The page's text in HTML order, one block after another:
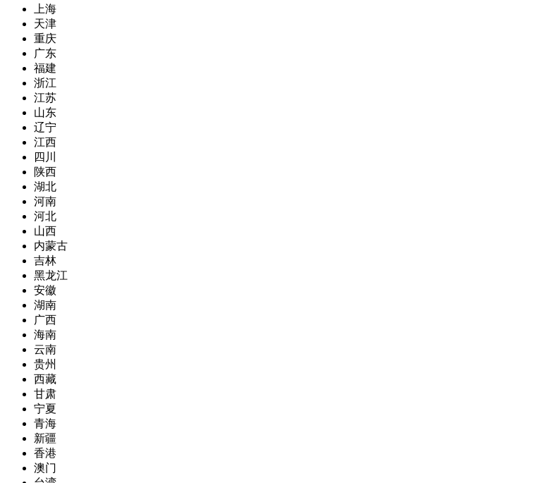
上海
天津
重庆
广东
福建
浙江
江苏
山东
辽宁
江西
四川
陕西
湖北
河南
河北
山西
内蒙古
吉林
黑龙江
安徽
湖南
广西
海南
云南
贵州
西藏
甘肃
宁夏
青海
新疆
香港
澳门